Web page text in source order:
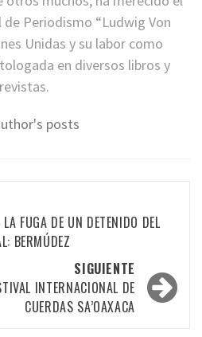
Periodismo “Ludwig Von
Unidas y su labor como
en diversos libros y
revistas.
posts
FUGA DE UN DETENIDO DEL
BERMÚDEZ
SIGUIENTE
INTERNACIONAL DE
CUERDAS SA’OAXACA